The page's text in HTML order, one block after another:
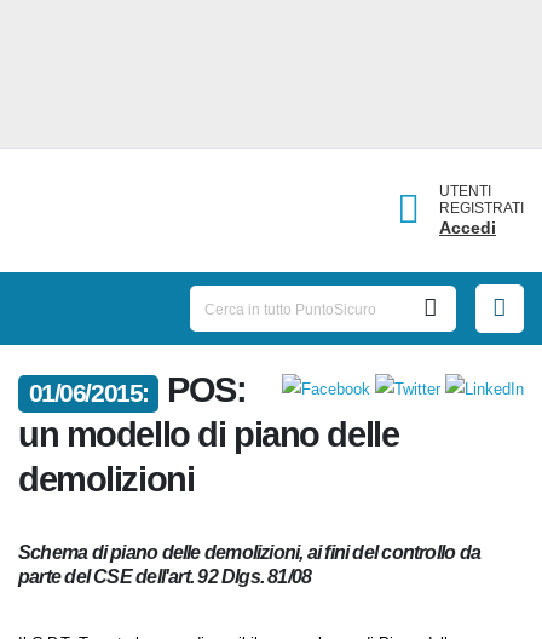
UTENTI
REGISTRATI
Accedi
01/06/2015:
POS:
un modello di piano delle
demolizioni
Schema di piano delle demolizioni, ai fini del controllo da
parte del CSE dell'art. 92 Dlgs. 81/08